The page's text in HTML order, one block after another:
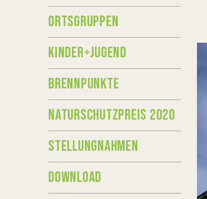
ORTSGRUPPEN
KINDER+JUGEND
BRENNPUNKTE
NATURSCHUTZPREIS 2020
STELLUNGNAHMEN
DOWNLOAD